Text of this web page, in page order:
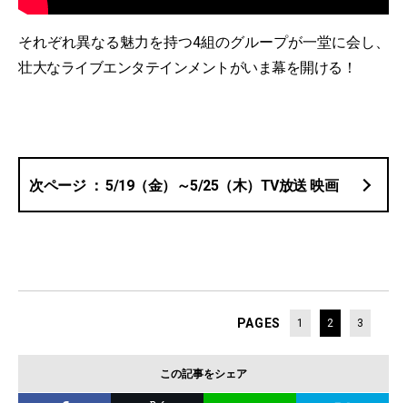
それぞれ異なる魅力を持つ4組のグループが一堂に会し、
壮大なライブエンタテインメントがいま幕を開ける！
5/19（金）～5/25（木）TV放送 映画
PAGES 1 2 3
この記事をシェア